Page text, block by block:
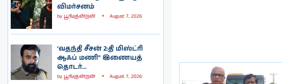
விமர்சனம்
by பூங்குன்றன் August 7, 2026
‘வதந்தி சீசன் 2:தி மிஸ்ட்ரி
ஆஃப் மணி” இணையத்
தொடர்...
by பூங்குன்றன் August 7, 2026